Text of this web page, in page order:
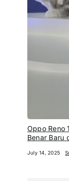
Oppo Reno
Benar Baru
July 14, 2025